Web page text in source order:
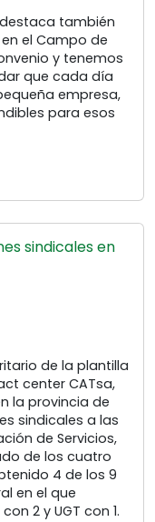
también
el Campo de
y tenemos
que cada día
empresa,
para esos
sindicales en
de la plantilla
center CATsa,
la provincia de
sindicales a las
de Servicios,
de los cuatro
4 de los 9
en el que
2 y UGT con 1.